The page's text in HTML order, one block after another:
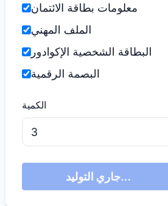
معلومات بطاقة الائتمان
الملف المهني
البطاقة الشخصية الإكوادور
البصمة الرقمية
الكمية
جاري التوليد...